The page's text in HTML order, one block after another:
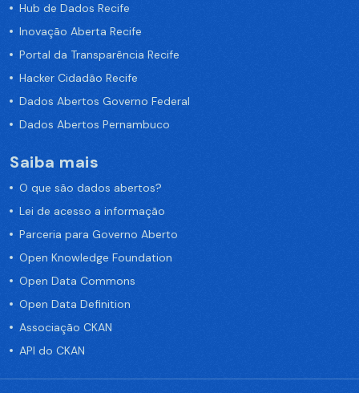
Hub de Dados Recife
Inovação Aberta Recife
Portal da Transparência Recife
Hacker Cidadão Recife
Dados Abertos Governo Federal
Dados Abertos Pernambuco
Saiba mais
O que são dados abertos?
Lei de acesso a informação
Parceria para Governo Aberto
Open Knowledge Foundation
Open Data Commons
Open Data Definition
Associação CKAN
API do CKAN